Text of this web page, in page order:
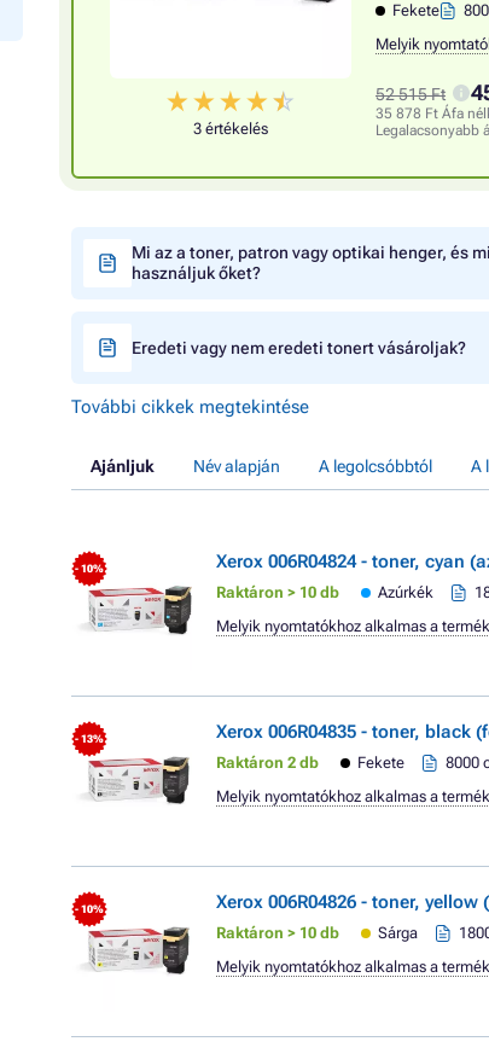
3 értékelés
Fekete
Melyik
52 515 Ft
35 878 Ft Áfa
Legalacsonyabb
Mi az a toner, patron vagy optikai henger, és
használjuk őket?
Eredeti vagy nem eredeti tonert vásároljak?
További cikkek megtekintése
Ajánljuk Név alapján A legolcsóbbtól A
- 10% Xerox 006R04824 - toner, cyan
Raktáron > 10 db Azúrkék
Melyik nyomtatókhoz alkalmas a
- 13% Xerox 006R04835 - toner, black
Raktáron 2 db Fekete 8000
Melyik nyomtatókhoz alkalmas a
- 10% Xerox 006R04826 - toner, yellow
Raktáron > 10 db Sárga
Melyik nyomtatókhoz alkalmas a